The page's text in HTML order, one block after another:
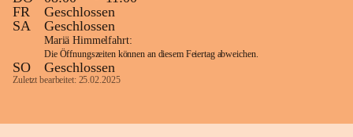
FR
Geschlossen
SA
Geschlossen
Mariä Himmelfahrt:
Die Öffnungszeiten können an diesem Feiertag abweichen.
SO Geschlossen
Zuletzt bearbeitet: 25.02.2025